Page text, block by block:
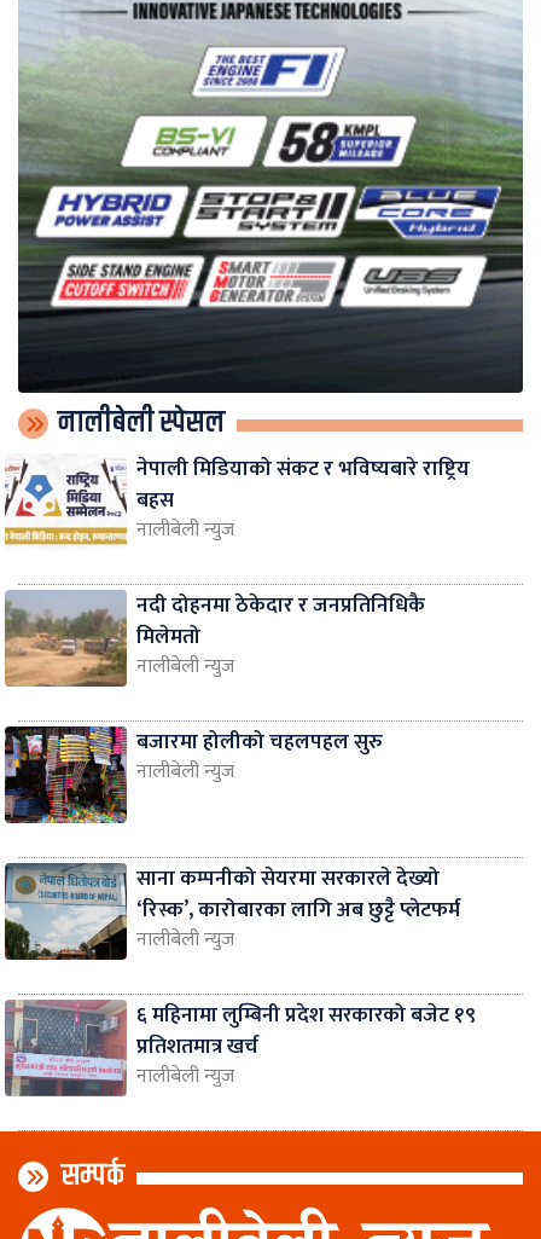
नालीबेली स्पेसल
नेपाली मिडियाको संकट र भविष्यबारे राष्ट्रिय
बहस
नालीबेली न्युज
नदी दोहनमा ठेकेदार र जनप्रतिनिधिकै
मिलेमतो
नालीबेली न्युज
बजारमा होलीको चहलपहल सुरु
नालीबेली न्युज
साना कम्पनीको सेयरमा सरकारले देख्यो
‘रिस्क’, कारोबारका लागि अब छुट्टै प्लेटफर्म
नालीबेली न्युज
६ महिनामा लुम्बिनी प्रदेश सरकारको बजेट १९
प्रतिशतमात्र खर्च
नालीबेली न्युज
सम्पर्क